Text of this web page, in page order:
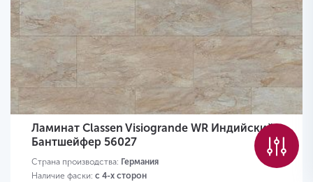
Ламинат Classen Visiogrande WR Индийский
Бантшейфер 56027
Страна производства: Германия
Наличие фаски: с 4-х сторон